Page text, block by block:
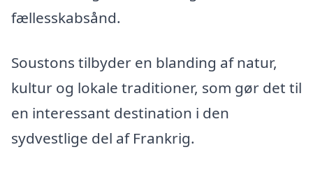
fællesskabsånd.
Soustons tilbyder en blanding af natur,
kultur og lokale traditioner, som gør det til
en interessant destination i den
sydvestlige del af Frankrig.